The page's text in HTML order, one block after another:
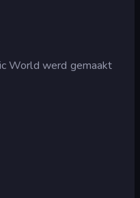
World werd gemaakt